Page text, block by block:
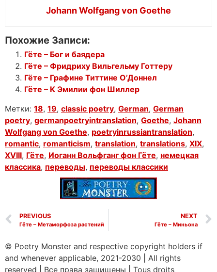
Johann Wolfgang von Goethe
Похожие Записи:
Гёте – Бог и баядера
Гёте – Фридриху Вильгельму Готтеру
Гёте – Графине Титтине О’Доннел
Гёте – К Эмилии фон Шиллер
Метки: 18, 19, classic poetry, German, German
poetry, germanpoetryintranslation, Goethe, Johann
Wolfgang von Goethe, poetryinrussiantranslation,
romantic, romanticism, translation, translations, XIX,
XVIII, Гёте, Иоганн Вольфганг фон Гёте, немецкая
классика, переводы, переводы классики
PREVIOUS
Гёте – Метаморфоза растений
NEXT
Гёте – Миньона
© Poetry Monster and respective copyright holders if
and whenever applicable, 2021-2030
All rights
reserved
Все права защищены Tous droits